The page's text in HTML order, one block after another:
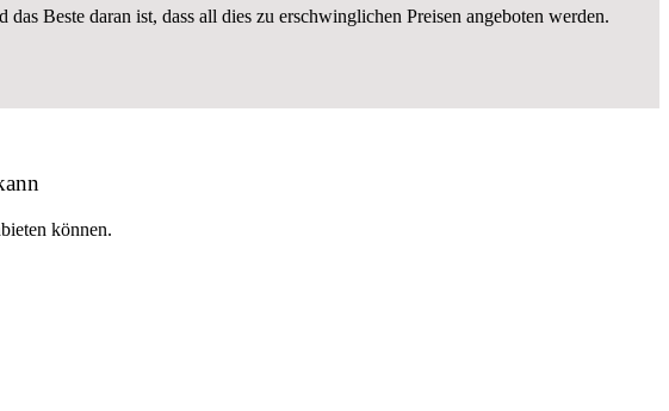
das Beste daran ist, dass all dies zu erschwinglichen Preisen angeboten werden.
können.